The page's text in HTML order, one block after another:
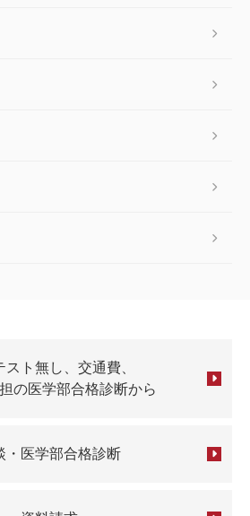
スト無し、交通費、
の医学部合格診断から
・医学部合格診断